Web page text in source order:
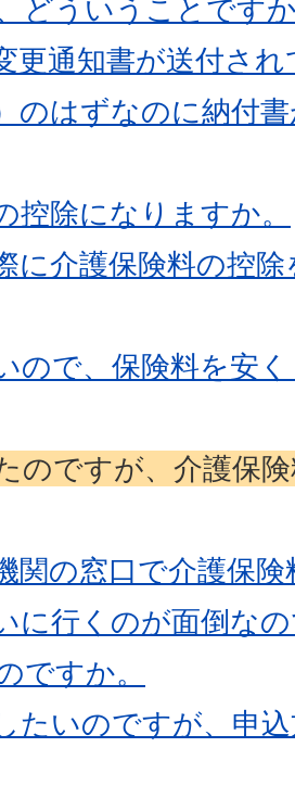
どういうことです
更通知書が送付さ
のはずなのに納付
控除になりますか。
に介護保険料の控
ので、保険料を安
のですが、介護保
関の窓口で介護保
に行くのが面倒な
ですか。
たいのですが、申